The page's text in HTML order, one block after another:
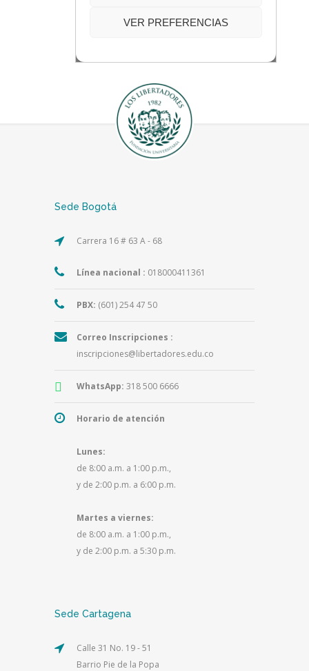
Sede Bogotá
Carrera 16 # 63 A - 68
Línea nacional : 018000411361
PBX: (601) 254 47 50
Correo Inscripciones :
inscripciones@libertadores.edu.co
WhatsApp: 318 500 6666
Horario de atención
Lunes:
de 8:00 a.m. a 1:00 p.m.,
y de 2:00 p.m. a 6:00 p.m.
Martes a viernes:
de 8:00 a.m. a 1:00 p.m.,
y de 2:00 p.m. a 5:30 p.m.
Sede Cartagena
Calle 31 No. 19 - 51
Barrio Pie de la Popa